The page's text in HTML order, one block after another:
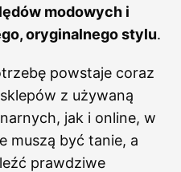
modowych i
oryginalnego stylu.
powstaje coraz
z używaną
jak i online, w
muszą być tanie, a
prawdziwe